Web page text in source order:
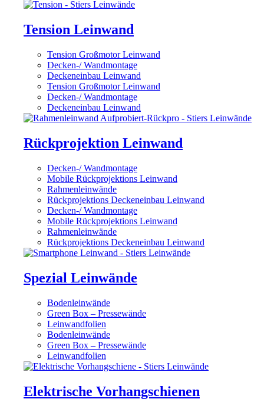
Tension Leinwand
Tension Großmotor Leinwand
Decken-/ Wandmontage
Deckeneinbau Leinwand
Tension Großmotor Leinwand
Decken-/ Wandmontage
Deckeneinbau Leinwand
Rückprojektion Leinwand
Decken-/ Wandmontage
Mobile Rückprojektions Leinwand
Rahmenleinwände
Rückprojektions Deckeneinbau Leinwand
Decken-/ Wandmontage
Mobile Rückprojektions Leinwand
Rahmenleinwände
Rückprojektions Deckeneinbau Leinwand
Spezial Leinwände
Bodenleinwände
Green Box – Pressewände
Leinwandfolien
Bodenleinwände
Green Box – Pressewände
Leinwandfolien
Elektrische Vorhangschienen